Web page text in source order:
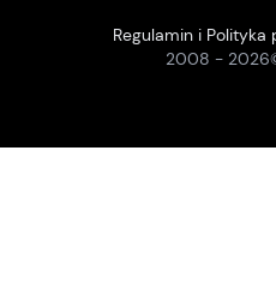
2008 - 2026
Regulamin i